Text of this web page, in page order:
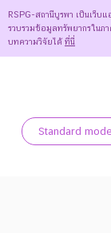
RSPG-สถานีบูรพา เป็นเว็
รวบรวมข้อมูลทรัพยากรในภ
บทความวิจัยได้ ที่นี่
Standard mode